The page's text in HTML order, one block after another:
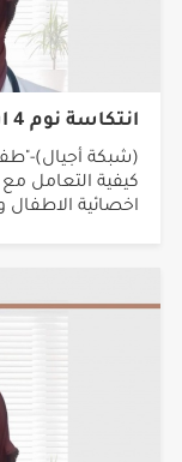
انتكاسة نوم 4 اشهر لدى الطفل
(شبكة أجيال)-
اخصائية الاطفال